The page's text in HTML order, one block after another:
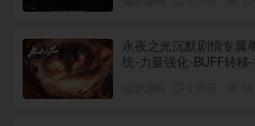
永夜之光沉默剧情专属
统-力量强化-BUFF转移